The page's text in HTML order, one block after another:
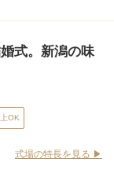
式。新潟の味
OK
式場の特長を見る ▶︎